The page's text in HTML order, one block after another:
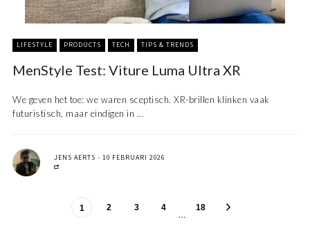
LIFESTYLE PRODUCTS TECH TIPS & TRENDS
MenStyle Test: Viture Luma Ultra XR
We geven het toe: we waren sceptisch. XR-brillen klinken vaak
futuristisch, maar eindigen in ...
JENS AERTS 10 FEBRUARI 2026
1 2 3 4 … 18